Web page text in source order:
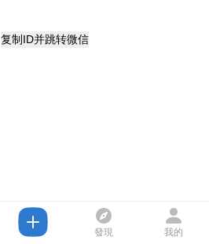
复制ID并跳转微信
發現 我的